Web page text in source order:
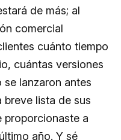
de más; al
comercial
cuánto tiempo
cuántas versiones
lanzaron antes
lista de sus
proporcionaste a
año. Y sé